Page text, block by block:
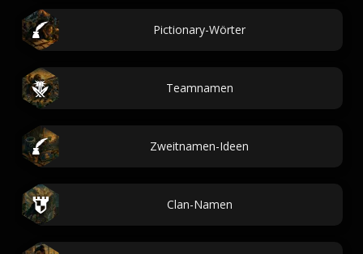
Pictionary-Wörter
Teamnamen
Zweitnamen-Ideen
Clan-Namen